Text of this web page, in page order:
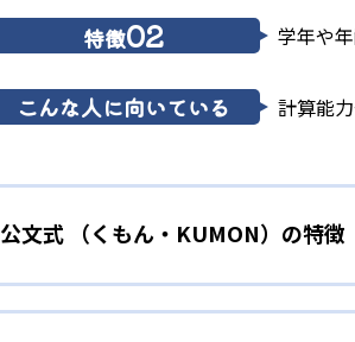
特徴02 学年や
こんな人に向いている 計算能
公文式 （くもん・KUMON）の特徴
01 無学年式の学力別